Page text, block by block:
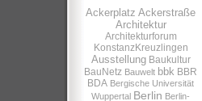
Ackerplatz Ackerstraße
Architektur
Architekturforum
KonstanzKreuzlingen
Ausstellung Baukultur
BauNetz Bauwelt bbk BBR
BDA Bergische Universität
Wuppertal Berlin Berlin-